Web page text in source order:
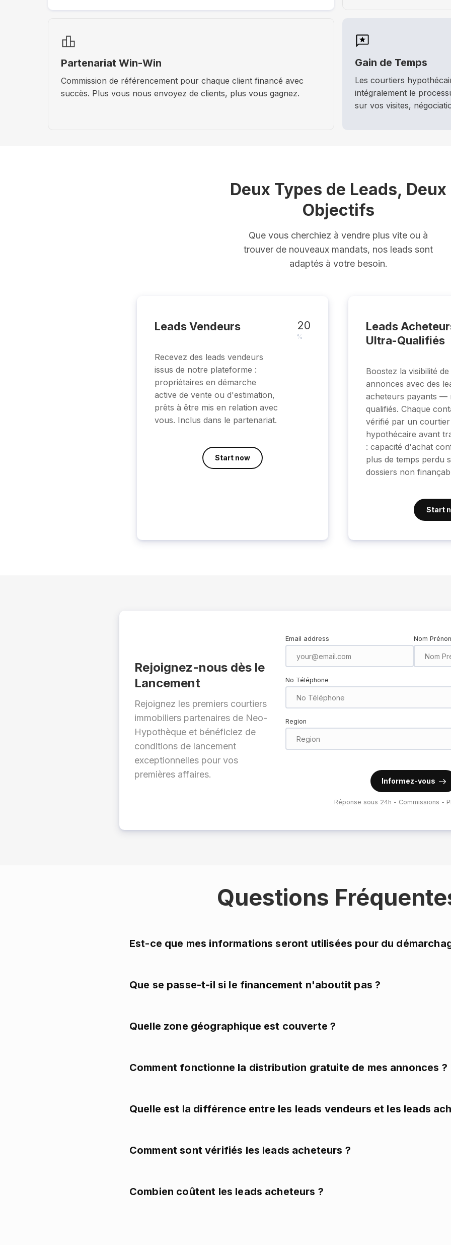
Partenariat Win-Win
Commission de référencement pour chaque client financé avec
succès. Plus vous nous envoyez de clients, plus vous gagnez.
Gain de Temps
Les courtiers
intégralement le
sur vos visites,
Deux Types de Leads, Deux
Objectifs
Que vous cherchiez à vendre plus vite ou à
trouver de nouveaux mandats, nos leads sont
adaptés à votre besoin.
Leads Vendeurs 20
%
Recevez des leads vendeurs
issus de notre plateforme :
propriétaires en démarche
active de vente ou d'estimation,
prêts à être mis en relation avec
vous. Inclus dans le partenariat.
Start now
Leads
Ultra-Qualifiés
Boostez la visibilité
annonces avec des
acheteurs payants —
qualifiés. Chaque
vérifié par un courtier
hypothécaire avant
: capacité d'achat
plus de temps perdu
dossiers non
Start
Rejoignez-nous dès le
Lancement
Rejoignez les premiers courtiers
immobiliers partenaires de Neo-
Hypothèque et bénéficiez de
conditions de lancement
exceptionnelles pour vos
premières affaires.
Email address Nom
No Téléphone
Region
Informez-vous
Réponse sous 24h - Commissions -
Questions
Est-ce que mes informations seront utilisées pour du
Que se passe-t-il si le financement n'aboutit pas ?
Quelle zone géographique est couverte ?
Comment fonctionne la distribution gratuite de mes annonces ?
Quelle est la différence entre les leads vendeurs et les leads
Comment sont vérifiés les leads acheteurs ?
Combien coûtent les leads acheteurs ?